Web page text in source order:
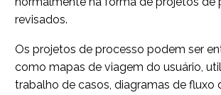
revisados.
Os projetos de processo podem ser
como mapas de viagem do usuário,
trabalho de casos, diagramas de fluxo